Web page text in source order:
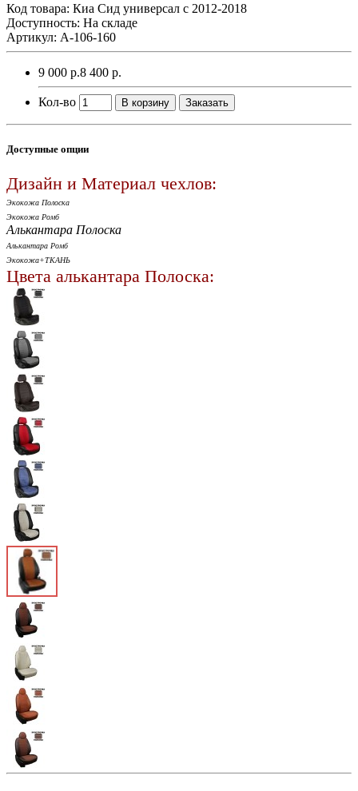
Код товара: Киа Сид универсал с 2012-2018
Доступность: На складе
Артикул: A-106-160
9 000 р.8 400 р.
Кол-во В корзину Заказать
Доступные опции
Дизайн и Материал чехлов:
Экокожа Полоска
Экокожа Ромб
Алькантара Полоска
Алькантара Ромб
Экокожа+ТКАНЬ
Цвета алькантара Полоска: